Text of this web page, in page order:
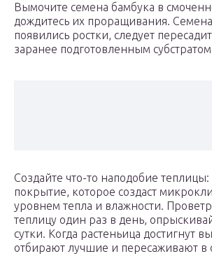
Вымочите семена бамбука в
дождитесь их проращивания.
появились ростки, следует
заранее подготовленным
Создайте что-то наподобие теплицы:
покрытие, которое создаст
уровнем тепла и влажности.
теплицу один раз в день,
сутки. Когда растеньица достигнут
отбирают лучшие и пересаживают в